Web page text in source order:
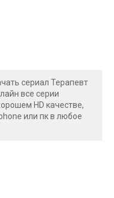
сериал Терапевт
все серии
HD качестве,
или пк в любое